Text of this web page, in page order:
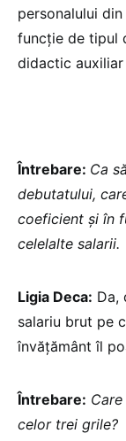
personalului
funcție de tipul
didactic
Întrebare: Ca
debutatului,
coeficient și în
celelalte salarii.
Ligia Deca: Da,
salariu brut pe
învățământ îl
Întrebare:
celor trei grile?